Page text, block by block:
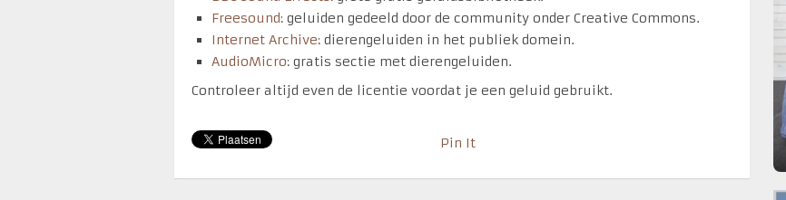
Freesound: geluiden gedeeld door de community onder Creative Commons.
Internet Archive: dierengeluiden in het publiek domein.
AudioMicro: gratis sectie met dierengeluiden.
Controleer altijd even de licentie voordat je een geluid gebruikt.
Pin It